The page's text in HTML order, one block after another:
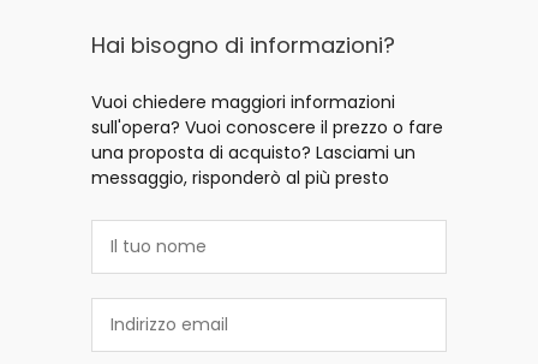
Hai bisogno di informazioni?
Vuoi chiedere maggiori informazioni
sull'opera? Vuoi conoscere il prezzo o fare
una proposta di acquisto? Lasciami un
messaggio, risponderò al più presto